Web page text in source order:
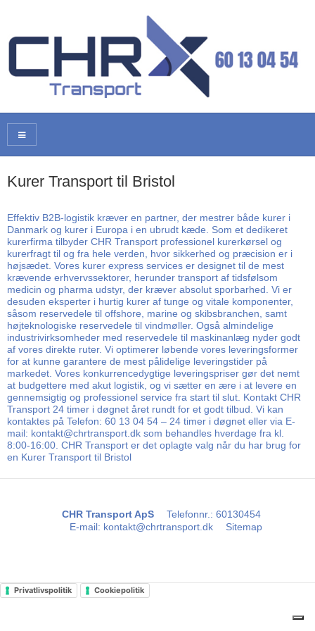
Kurer Transport til Bristol
Effektiv B2B-logistik kræver en partner, der mestrer både kurer i
Danmark og kurer i Europa i en ubrudt kæde. Som et dedikeret
kurerfirma tilbyder CHR Transport professionel kurerkørsel og
kurerfragt til og fra hele verden, hvor sikkerhed og præcision er i
højsædet. Vores kurer express services er designet til de mest
krævende erhvervssektorer, herunder transport af tidsfølsom
medicin og pharma udstyr, der kræver absolut sporbarhed. Vi er
desuden eksperter i hurtig kurer af tunge og vitale komponenter,
såsom reservedele til offshore, marine og skibsbranchen, samt
højteknologiske reservedele til vindmøller. Også almindelige
industrivirksomheder med reservedele til maskinanlæg nyder godt
af vores direkte ruter. Vi optimerer løbende vores leveringsformer
for at kunne garantere de mest pålidelige leveringstider på
markedet. Vores konkurrencedygtige leveringspriser gør det nemt
at budgettere med akut logistik, og vi sætter en ære i at levere en
gennemsigtig og professionel service fra start til slut. Kontakt CHR
Transport 24 timer i døgnet året rundt for et godt tilbud. Vi kan
kontaktes på Telefon: 60 13 04 54 – 24 timer i døgnet eller via E-
mail: kontakt@chrtransport.dk som behandles hverdage fra kl.
8:00-16:00. CHR Transport er det oplagte valg når du har brug for
en Kurer Transport til Bristol
CHR Transport ApS Telefonnr.: 60130454
E-mail: kontakt@chrtransport.dk Sitemap
Privatlivspolitik Cookiepolitik